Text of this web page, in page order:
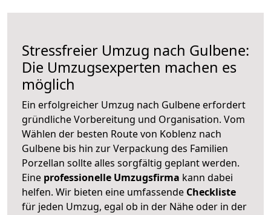
Stressfreier Umzug nach Gulbene:
Die Umzugsexperten machen es
möglich
Ein erfolgreicher Umzug nach Gulbene erfordert
gründliche Vorbereitung und Organisation. Vom
Wählen der besten Route von Koblenz nach
Gulbene bis hin zur Verpackung des Familien
Porzellan sollte alles sorgfältig geplant werden.
Eine professionelle Umzugsfirma kann dabei
helfen. Wir bieten eine umfassende Checkliste
für jeden Umzug, egal ob in der Nähe oder in der